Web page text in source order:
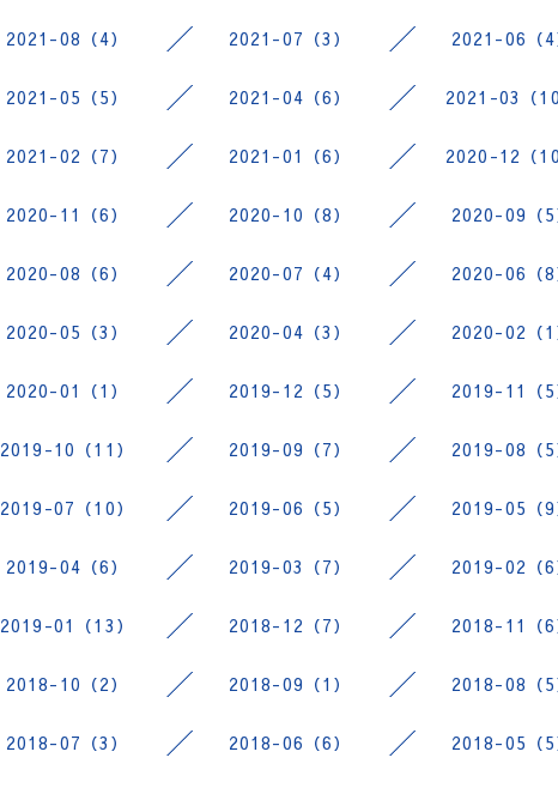
2021-08（4） 2021-07（3） 2021-06（4
2021-05（5） 2021-04（6） 2021-03（10
2021-02（7） 2021-01（6） 2020-12（10
2020-11（6） 2020-10（8） 2020-09（5
2020-08（6） 2020-07（4） 2020-06（8
2020-05（3） 2020-04（3） 2020-02（1
2020-01（1） 2019-12（5） 2019-11（5
2019-10（11） 2019-09（7） 2019-08（5
2019-07（10） 2019-06（5） 2019-05（9
2019-04（6） 2019-03（7） 2019-02（6
2019-01（13） 2018-12（7） 2018-11（6
2018-10（2） 2018-09（1） 2018-08（5
2018-07（3） 2018-06（6） 2018-05（5